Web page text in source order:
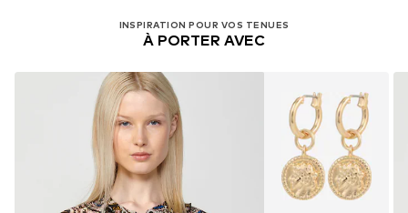
INSPIRATION POUR VOS TENUES
À PORTER AVEC